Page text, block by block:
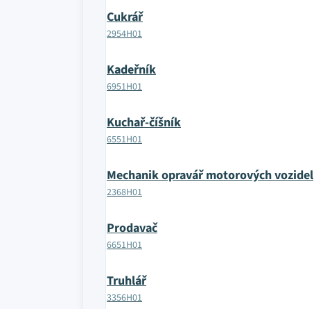
Cukrář
2954H01
Kadeřník
6951H01
Kuchař-číšník
6551H01
Mechanik opravář motorových vozidel
2368H01
Prodavač
6651H01
Truhlář
3356H01